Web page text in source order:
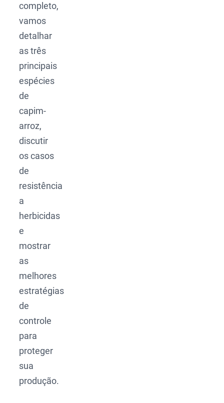
completo,
vamos
detalhar
as três
principais
espécies
de
capim-
arroz,
discutir
os casos
de
resistência
a
herbicidas
e
mostrar
as
melhores
estratégias
de
controle
para
proteger
sua
produção.